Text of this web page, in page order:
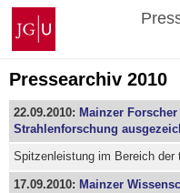
Zum
Inhalt
springen
Johannes
Gutenberg-
Universität
Mainz
Pressearchiv 2010
22.09.2010: Mainzer
Strahlenforschung
Spitzenleistung im Bereich
17.09.2010: Mainzer